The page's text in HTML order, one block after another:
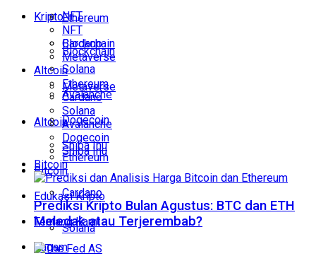
Ethereum
Cardano
Solana
Avalanche
Dogecoin
Shiba Inu
Bitcoin
Edukasi Kripto
Tentang Kami
Ragam
NFT
Blockchain
Metaverse
Altcoin
Ethereum
Cardano
Solana
Kripto
NFT
Blockchain
Metaverse
Altcoin
Ethereum
Cardano
Solana
Avalanche
Dogecoin
Shiba Inu
Bitcoin
Prediksi Kripto Bulan Agustus: BTC dan ETH
Meledak atau Terjerembab?